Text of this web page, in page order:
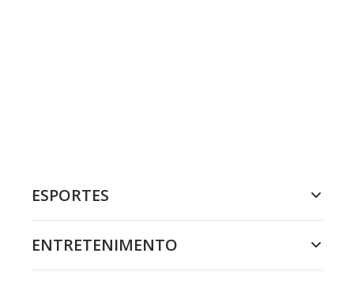
ESPORTES
ENTRETENIMENTO